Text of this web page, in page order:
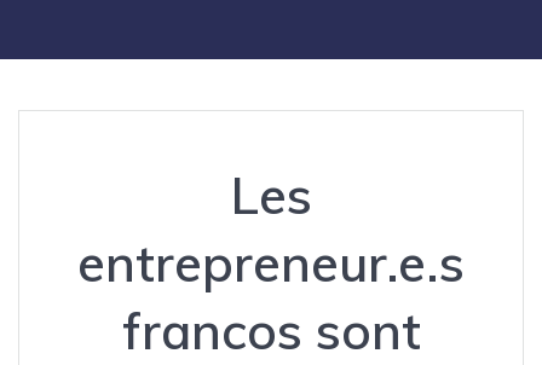
Les
entrepreneur.e.s
francos sont